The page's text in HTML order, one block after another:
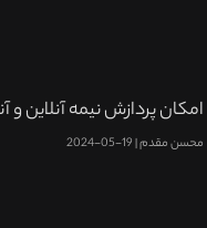
امکان پردازش نیمه آنلاین و
محسن مقدم 19-05-2024